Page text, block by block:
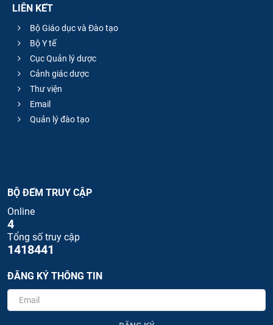
LIÊN KẾT
Bộ Giáo dục và Đào tạo
Bộ Y tế
Cục Quản lý dược
Cảnh giác dược
Thư viện
Email
Quản lý đào tạo
BỘ ĐẾM TRUY CẬP
Online
4
Tổng số truy cập
1418441
ĐĂNG KÝ THÔNG TIN